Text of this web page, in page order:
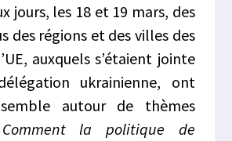
jours, les 18 et 19 mars, des
des régions et des villes des
auxquels s’étaient jointe
ukrainienne, ont
autour de thèmes
la politique de